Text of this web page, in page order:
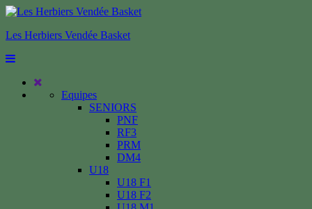
Les Herbiers Vendée Basket
Equipes
SENIORS
PNF
RF3
PRM
DM4
U18
U18 F1
U18 F2